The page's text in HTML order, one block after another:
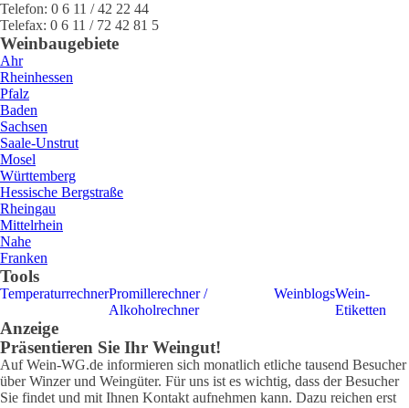
Telefon: 0 6 11 / 42 22 44
Telefax: 0 6 11 / 72 42 81 5
Weinbaugebiete
Ahr
Rheinhessen
Pfalz
Baden
Sachsen
Saale-Unstrut
Mosel
Württemberg
Hessische Bergstraße
Rheingau
Mittelrhein
Nahe
Franken
Tools
TemperaturrechnerPromillerechner /
Alkoholrechner
WeinblogsWein-
Etiketten
Anzeige
Präsentieren Sie Ihr Weingut!
Auf Wein-WG.de informieren sich monatlich etliche tausend Besucher
über Winzer und Weingüter. Für uns ist es wichtig, dass der Besucher
Sie findet und mit Ihnen Kontakt aufnehmen kann. Dazu reichen erst